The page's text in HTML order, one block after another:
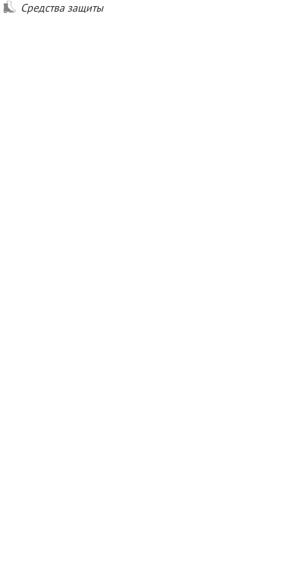
Средства защиты